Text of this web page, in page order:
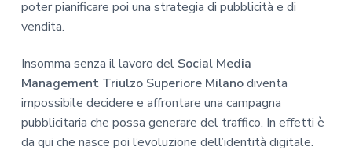
poter pianificare poi una strategia di pubblicità e di
vendita.
Insomma senza il lavoro del Social Media
Management Triulzo Superiore Milanodiventa
impossibile decidere e affrontare una campagna
pubblicitaria che possa generare del traffico. In effetti è
da qui che nasce poi l’evoluzione dell’identità digitale.